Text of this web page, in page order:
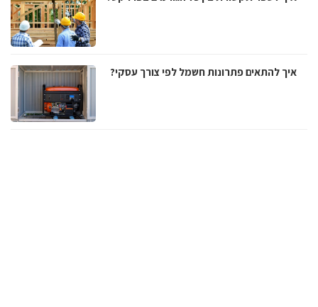
איך להתאים פתרונות חשמל לפי צורך עסקי?